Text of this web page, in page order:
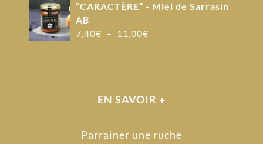
“CARACTÈRE” - Miel de Sarrasin
AB
7,40€ – 11,00€Plage
11,00€
EN SAVOIR +
Parrainer une ruche